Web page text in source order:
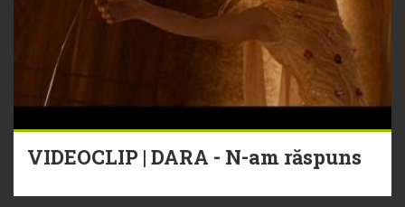
VIDEOCLIP | DARA - N-am răspuns